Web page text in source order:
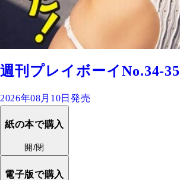
週刊プレイボーイNo.34-35
2026年08月10日発売
紙の本で購入
開/閉
電子版で購入